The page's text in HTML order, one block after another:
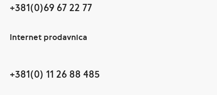
+381(0)69 67 22 77
Internet prodavnica
+381(0) 11 26 88 485